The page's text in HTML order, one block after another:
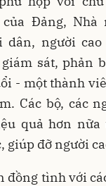
Đảng, Nhà
dân, người
sát, phản
- một thành
Các bộ, các
quả hơn nữa
giúp đỡ người
đồng tình với